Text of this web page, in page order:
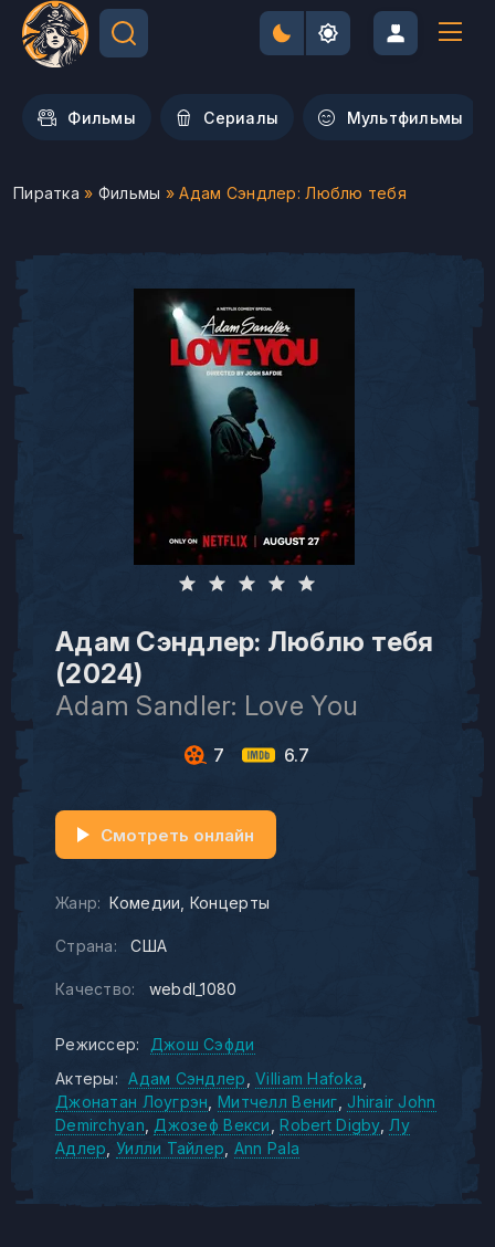
Фильмы Сериалы Мультфильмы
Пиратка » Фильмы » Адам Сэндлер: Люблю тебя
Адам Сэндлер: Люблю тебя
(2024)
Adam Sandler: Love You
7 6.7
Жанр: Комедии Концерты
Страна: США
Качество: webdl_1080
Смотреть онлайн
Режиссер:
Джош Сэфди
Актеры:
Адам Сэндлер Villiam Hafoka
Джонатан Лоугрэн Митчелл Вениг Jhirair John
Demirchyan Джозеф Векси Robert Digby Лу
Адлер
Уилли Тайлер Ann Pala